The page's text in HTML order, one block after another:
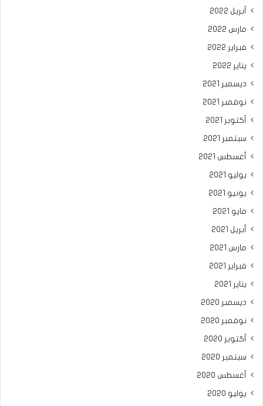
أبريل 2022
مارس 2022
فبراير 2022
يناير 2022
ديسمبر 2021
نوفمبر 2021
أكتوبر 2021
سبتمبر 2021
أغسطس 2021
يوليو 2021
يونيو 2021
مايو 2021
أبريل 2021
مارس 2021
فبراير 2021
يناير 2021
ديسمبر 2020
نوفمبر 2020
أكتوبر 2020
سبتمبر 2020
أغسطس 2020
يوليو 2020